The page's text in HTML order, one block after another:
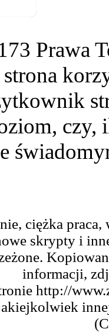
Prawa
strona
ciężka
skrypty i
informacji,
http://